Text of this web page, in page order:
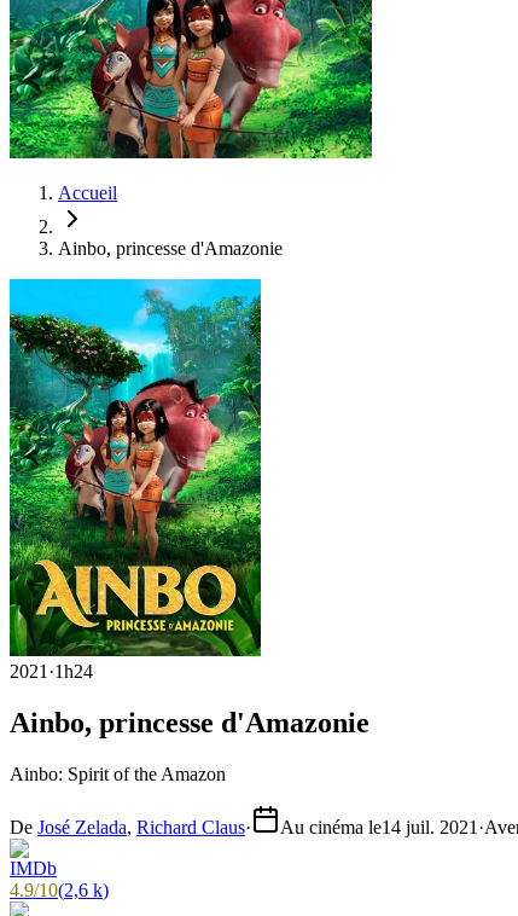
Accueil
Ainbo, princesse d'Amazonie
2021 ·1h24
Ainbo, princesse d'Amazonie
Ainbo: Spirit of the Amazon
De José Zelada, Richard Claus· Au cinéma le14 juil. 2021 ·
4.9/10(2,6 k)